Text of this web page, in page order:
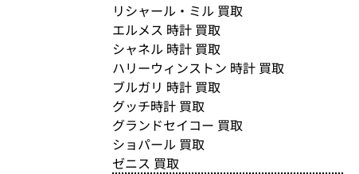
リシャール・ミル 買取
エルメス 時計 買取
シャネル 時計 買取
ハリーウィンストン 時計 買取
ブルガリ 時計 買取
グッチ時計 買取
グランドセイコー 買取
ショパール 買取
ゼニス 買取